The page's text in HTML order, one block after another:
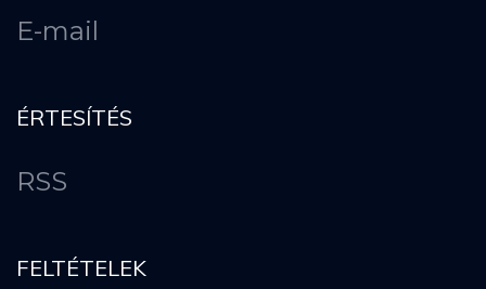
E-mail
ÉRTESÍTÉS
RSS
FELTÉTELEK